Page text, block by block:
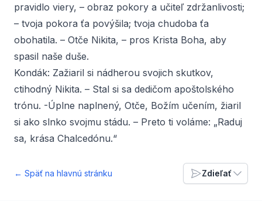
pravidlo viery, – obraz pokory a učiteľ zdržanlivosti;
– tvoja pokora ťa povýšila; tvoja chudoba ťa
obohatila. – Otče Nikita, – pros Krista Boha, aby
spasil naše duše.
Kondák: Zažiaril si nádherou svojich skutkov,
ctihodný Nikita. – Stal si sa dedičom apoštolského
trónu. -Úplne naplnený, Otče, Božím učením, žiaril
si ako slnko svojmu stádu. – Preto ti voláme: „Raduj
sa, krása Chalcedónu.“
← Späť na hlavnú stránku Zdieľať